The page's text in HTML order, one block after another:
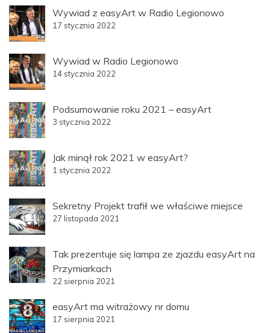
Wywiad z easyArt w Radio Legionowo
17 stycznia 2022
Wywiad w Radio Legionowo
14 stycznia 2022
Podsumowanie roku 2021 – easyArt
3 stycznia 2022
Jak minął rok 2021 w easyArt?
1 stycznia 2022
Sekretny Projekt trafił we właściwe miejsce
27 listopada 2021
Tak prezentuje się lampa ze zjazdu easyArt na
Przymiarkach
22 sierpnia 2021
easyArt ma witrażowy nr domu
17 sierpnia 2021